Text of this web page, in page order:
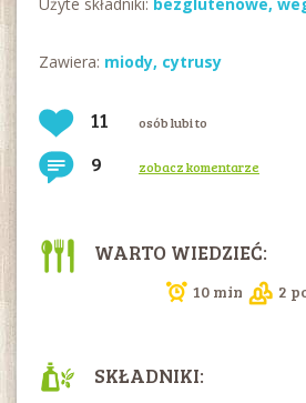
Zawiera: miody, cytrusy
11 osób lubi to
9 zobacz komentarze
WARTO WIEDZIEĆ:
10 min 2
SKŁADNIKI: